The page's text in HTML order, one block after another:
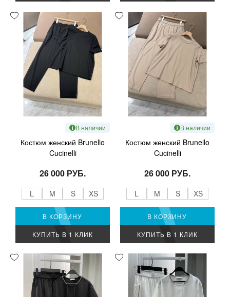
В наличии
Костюм женский Brunello
Cucinelli
26 000 РУБ.
L M S XS
В КОРЗИНУ
КУПИТЬ В 1 КЛИК
В наличии
Костюм женский Brunello
Cucinelli
26 000 РУБ.
L M S XS
В КОРЗИНУ
КУПИТЬ В 1 КЛИК